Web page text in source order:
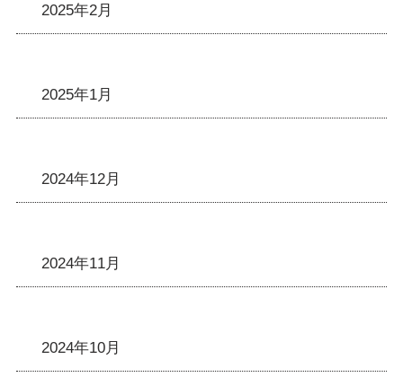
2025年2月
2025年1月
2024年12月
2024年11月
2024年10月